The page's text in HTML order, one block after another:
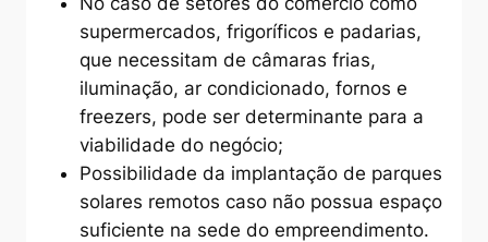
supermercados, frigoríficos e padarias,
que necessitam de câmaras frias,
iluminação, ar condicionado, fornos e
freezers, pode ser determinante para a
viabilidade do negócio;
Possibilidade da implantação de parques
solares remotos caso não possua espaço
suficiente na sede do empreendimento.